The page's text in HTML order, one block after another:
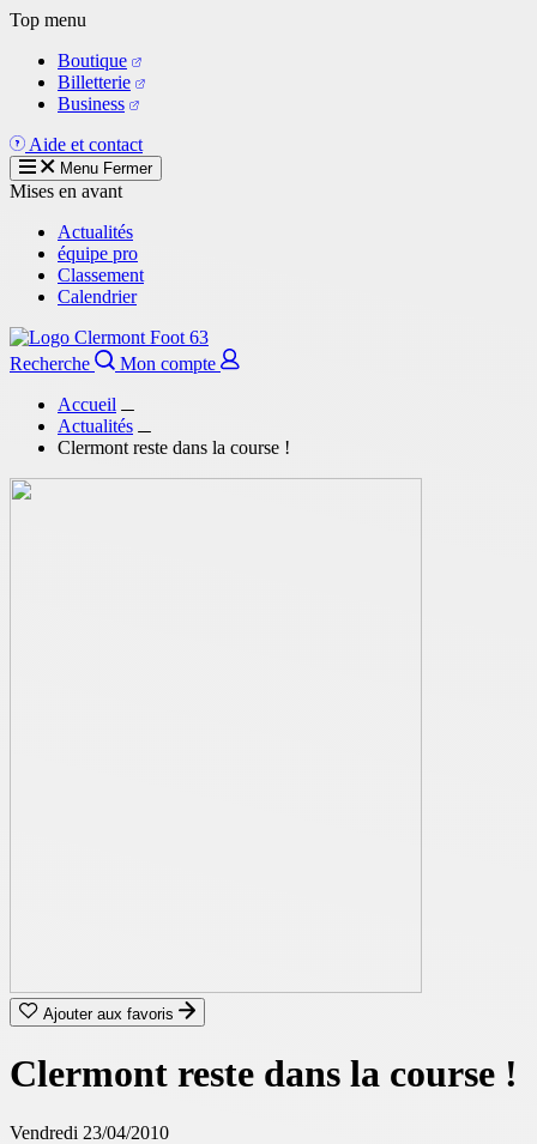
Aller
contenu
principal
Top menu
Boutique
Billetterie
Business
Aide et contact
Menu Fermer
Mises en avant
Actualités
équipe pro
Classement
Calendrier
Recherche
Mon compte
Accueil
Actualités
Clermont reste dans la course !
Ajouter aux favoris
Clermont reste dans la course !
Vendredi 23/04/2010